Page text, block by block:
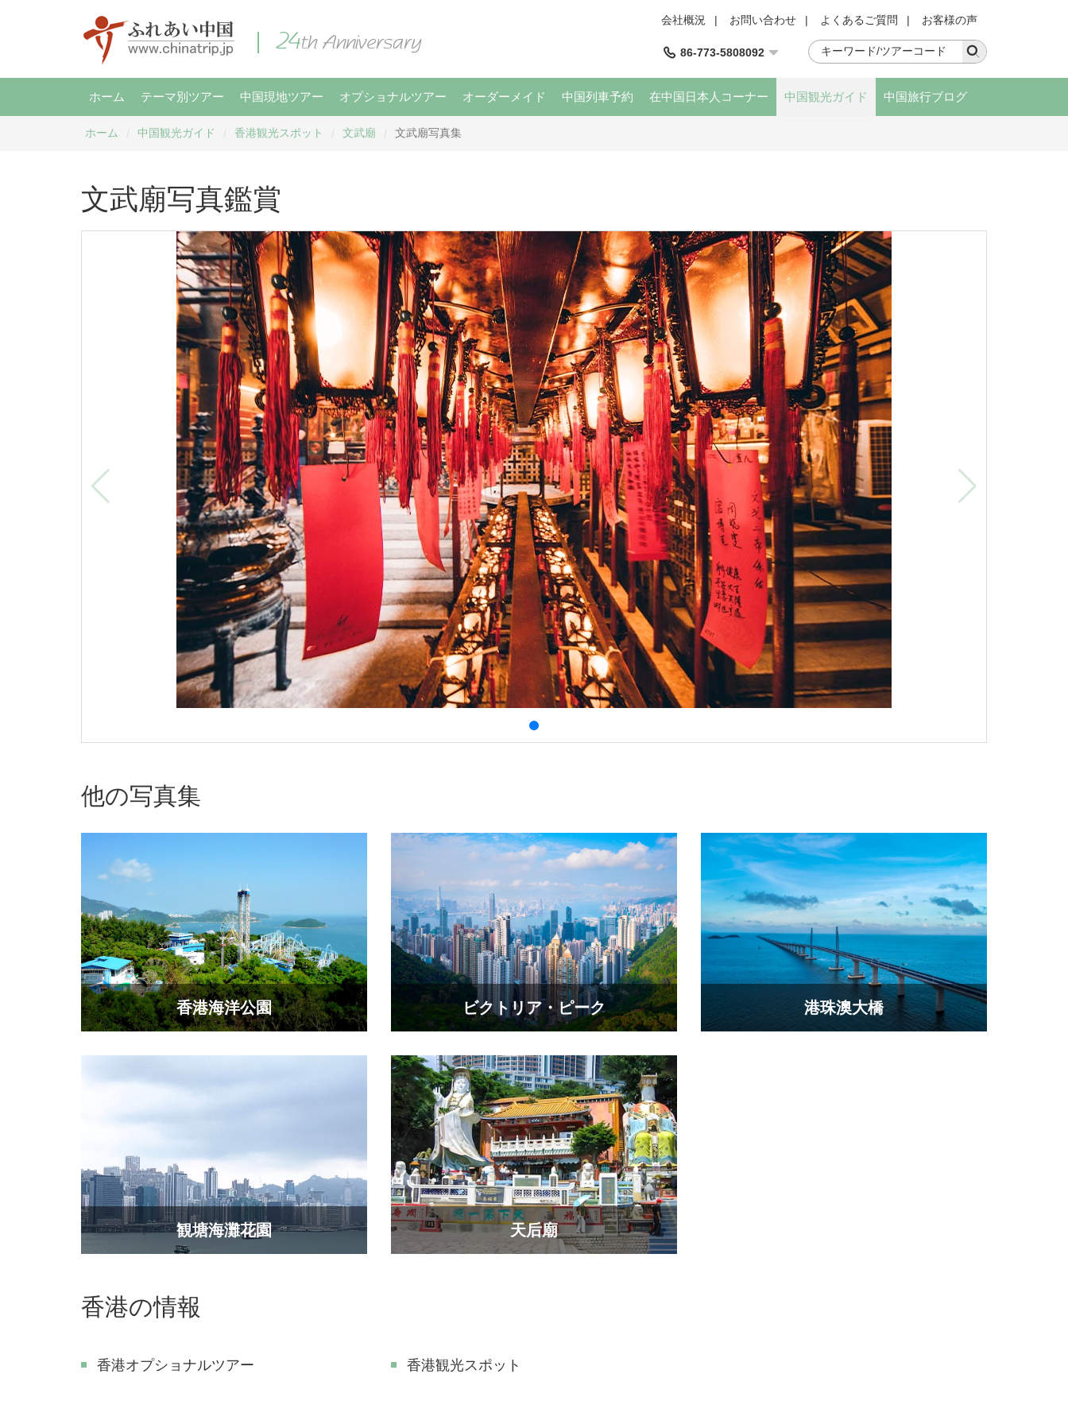
会社概況 | お問い合わせ | よくあるご質問 | お客様の声
86-773-5808092
ホーム テーマ別ツアー 中国現地ツアー オプショナルツアー オーダーメイド 中国列車予約 在中国日本人コーナー 中国観光ガイド 中国旅行ブログ
ホーム 中国観光ガイド 香港観光スポット 文武廟 文武廟写真集
文武廟写真鑑賞
他の写真集
​香港海洋公園 ビクトリア・ピーク 港珠澳大橋
​観塘海灘花園 天后廟
香港の情報
香港オプショナルツアー 香港観光スポット